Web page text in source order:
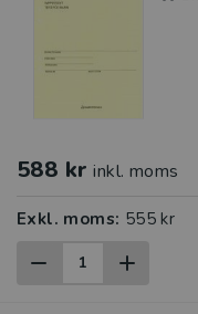
588 kr inkl. moms
Exkl. moms: 555 kr